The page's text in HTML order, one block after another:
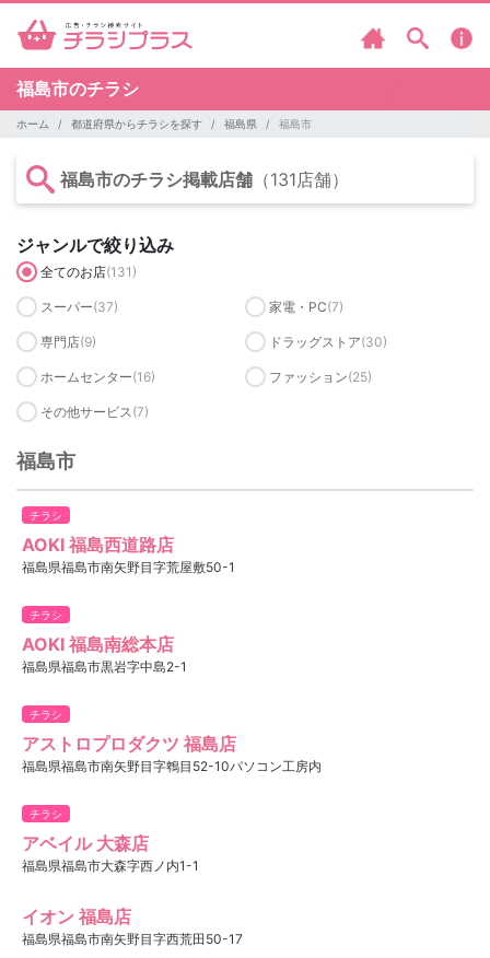
福島市のチラシ
ホーム 都道府県からチラシを探す 福島県 福島市
福島市のチラシ掲載店舗 （131店舗）
ジャンルで絞り込み
全てのお店(131)
スーパー(37) 家電・PC(7)
専門店(9) ドラッグストア(30)
ホームセンター(16) ファッション(25)
その他サービス (7)
福島市
チラシ
AOKI 福島西道路店
福島県福島市南矢野目字荒屋敷50-1
チラシ
AOKI 福島南総本店
福島県福島市黒岩字中島2-1
チラシ
アストロプロダクツ 福島店
福島県福島市南矢野目字鵯目52-10パソコン工房内
チラシ
アベイル 大森店
福島県福島市大森字西ノ内1-1
イオン 福島店
福島県福島市南矢野目字西荒田50-17